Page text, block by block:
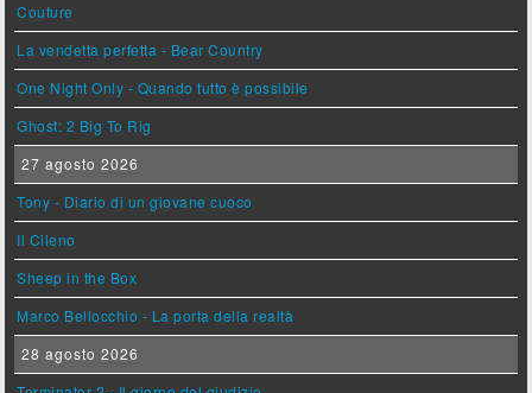
Couture
La vendetta perfetta - Bear Country
One Night Only - Quando tutto è possibile
Ghost: 2 Big To Rig
27 agosto 2026
Tony - Diario di un giovane cuoco
Il Cileno
Sheep in the Box
Marco Bellocchio - La porta della realtà
28 agosto 2026